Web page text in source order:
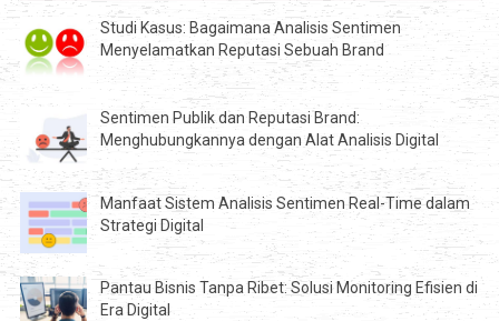
Studi Kasus: Bagaimana Analisis Sentimen
Menyelamatkan Reputasi Sebuah Brand
Sentimen Publik dan Reputasi Brand:
Menghubungkannya dengan Alat Analisis Digital
Manfaat Sistem Analisis Sentimen Real-Time dalam
Strategi Digital
Pantau Bisnis Tanpa Ribet: Solusi Monitoring Efisien di
Era Digital